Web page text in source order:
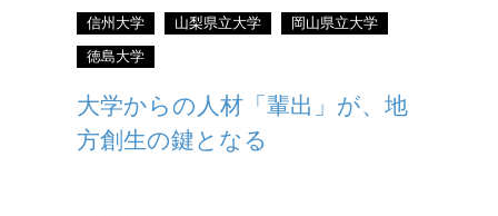
信州大学 山梨県立大学 岡山県立大学
徳島大学
大学からの人材「輩出」が、地
方創生の鍵となる